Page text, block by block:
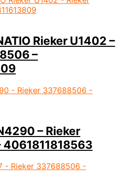
Rieker U1402 –
–
– Rieker